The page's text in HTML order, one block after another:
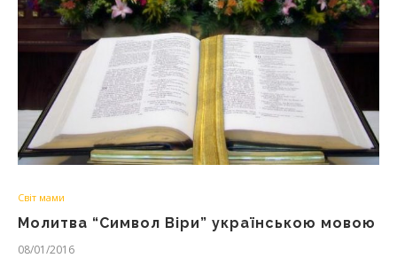
Світ мами
Молитва “Символ Віри” українською мовою
08/01/2016